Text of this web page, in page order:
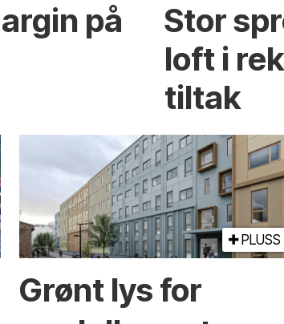
på
Stor
loft i
tiltak
PLUSS
Grønt lys for